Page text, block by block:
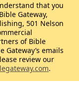
that you
Gateway,
501 Nelson
of Bible
Gateway’s emails
review our
.